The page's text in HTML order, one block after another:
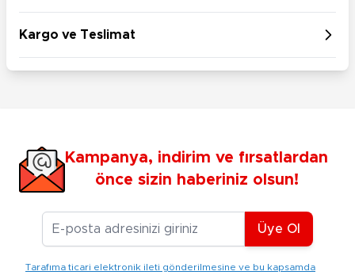
Kargo ve Teslimat
Kampanya, indirim ve fırsatlardan
önce sizin haberiniz olsun!
E-posta Adresiniz
Üye Ol
Tarafıma ticari elektronik ileti gönderilmesine ve bu kapsamda